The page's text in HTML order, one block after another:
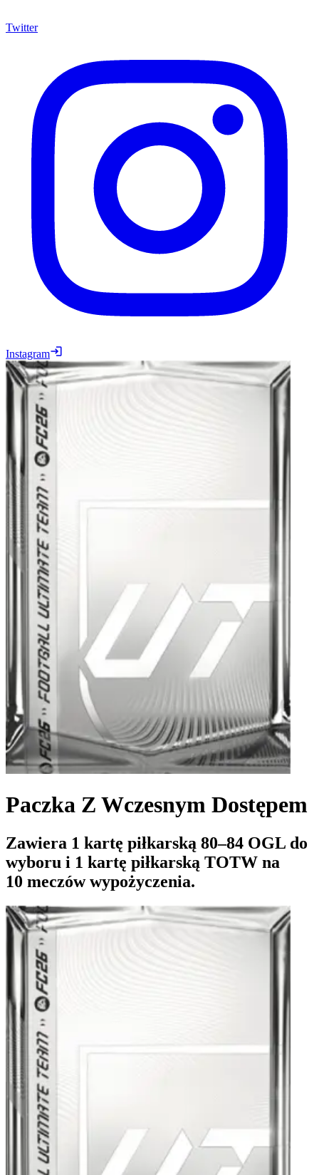
Twitter
Instagram
Paczka Z Wczesnym Dostępem
Zawiera 1 kartę piłkarską 80–84 OGL do
wyboru i 1 kartę piłkarską TOTW na
10 meczów wypożyczenia.